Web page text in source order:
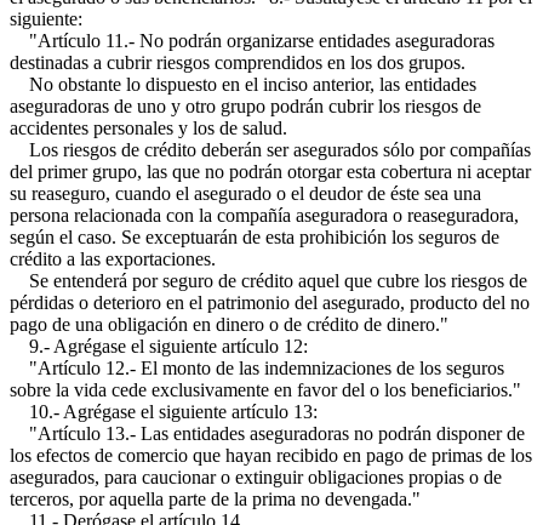
siguiente:
"Artículo 11.- No podrán organizarse entidades aseguradoras
destinadas a cubrir riesgos comprendidos en los dos grupos.
No obstante lo dispuesto en el inciso anterior, las entidades
aseguradoras de uno y otro grupo podrán cubrir los riesgos de
accidentes personales y los de salud.
Los riesgos de crédito deberán ser asegurados sólo por compañías
del primer grupo, las que no podrán otorgar esta cobertura ni aceptar
su reaseguro, cuando el asegurado o el deudor de éste sea una
persona relacionada con la compañía aseguradora o reaseguradora,
según el caso. Se exceptuarán de esta prohibición los seguros de
crédito a las exportaciones.
Se entenderá por seguro de crédito aquel que cubre los riesgos de
pérdidas o deterioro en el patrimonio del asegurado, producto del no
pago de una obligación en dinero o de crédito de dinero."
9.- Agrégase el siguiente artículo 12:
"Artículo 12.- El monto de las indemnizaciones de los seguros
sobre la vida cede exclusivamente en favor del o los beneficiarios."
10.- Agrégase el siguiente artículo 13:
"Artículo 13.- Las entidades aseguradoras no podrán disponer de
los efectos de comercio que hayan recibido en pago de primas de los
asegurados, para caucionar o extinguir obligaciones propias o de
terceros, por aquella parte de la prima no devengada."
11.- Derógase el artículo 14.